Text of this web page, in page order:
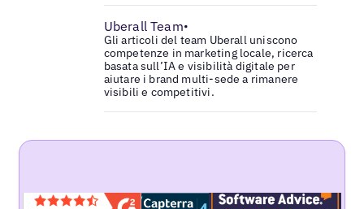
Uberall Team•
Gli articoli del team Uberall uniscono
competenze in marketing locale, ricerca
basata sull’IA e visibilità digitale per
aiutare i brand multi-sede a rimanere
visibili e competitivi.